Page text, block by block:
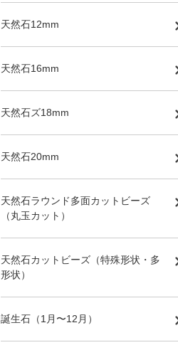
天然石12mm
天然石16mm
天然石ズ18mm
天然石20mm
天然石ラウンド多面カットビーズ
（丸玉カット）
天然石カットビーズ（特殊形状・多
形状）
誕生石（1月〜12月）